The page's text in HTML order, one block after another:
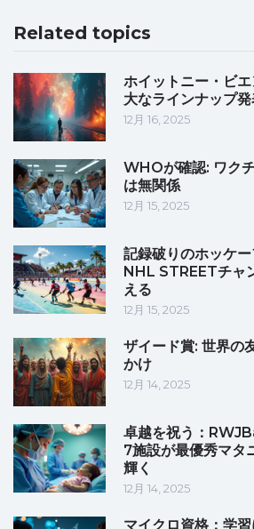
Related topics
ホイットニー・ビ
大なラインナップ
12月 16, 2025
WHOが確認: ワク
は無関係
12月 15, 2025
記録破りのホッケ
NHL STREETチャ
える
12月 15, 2025
ザイード賞: 世界の
かけ
12月 14, 2025
卓越を祝う：
7施設が最優秀マタ
輝く
12月 14, 2025
マイクロ資格：学